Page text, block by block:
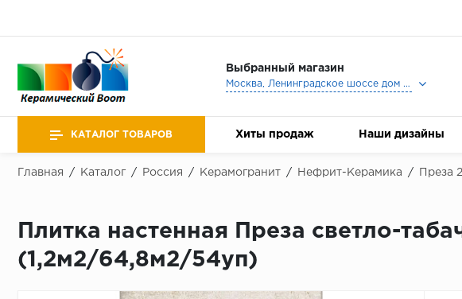
Выбранный магазин
Москва, Ленинградское шоссе дом 25, Торговый Центр Family Room, 2-ой этаж, Магазин Керамический Бум.
КАТАЛОГ ТОВАРОВ Хиты продаж Наши дизайны
Главная / Каталог / Россия / Керамогранит / Нефрит-Керамика / Преза
Плитка настенная Преза светло-
(1,2м2/64,8м2/54уп)